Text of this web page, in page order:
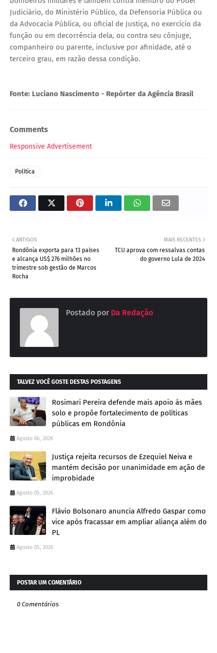
Judiciário, do Ministério Público, da Defensoria Pública ou
da Advocacia Pública, ou oficial de Justiça, no exercício da
função ou em decorrência dela, ou contra seu cônjuge,
companheiro ou parente, inclusive por afinidade, até o
terceiro grau, em razão dessa condição.
Fonte: Luciano Nascimento - Repórter da Agência Brasil
Comments
Responsive Advertisement
Política
MAIS RECENTES
TCU aprova com ressalvas contas
do governo Lula de 2024
ANTIGOS
Rondônia exporta para 13 países
e alcança US$ 276 milhões no
trimestre sob gestão de Marcos
Rocha
Postado por Da Redação
TALVEZ VOCÊ GOSTE DESTAS POSTAGENS
Rosimari Pereira defende mais apoio às mães
solo e propõe fortalecimento de políticas
públicas em Rondônia
Agosto 06, 2026
Justiça rejeita recursos de Ezequiel Neiva e
mantém decisão por unanimidade em ação de
improbidade
Agosto 05, 2026
Flávio Bolsonaro anuncia Alfredo Gaspar como
vice após fracassar em ampliar aliança além do
PL
Agosto 05, 2026
POSTAR UM COMENTÁRIO
0 Comentários